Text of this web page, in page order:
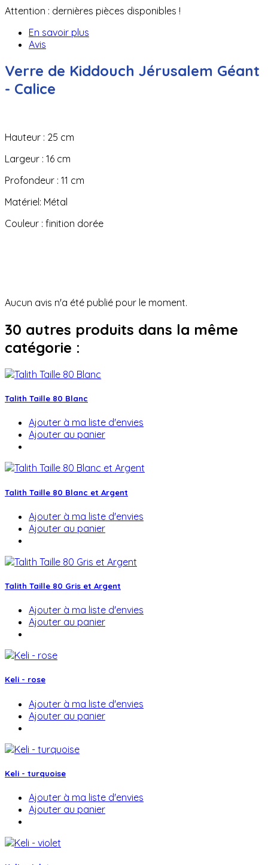
Attention : dernières pièces disponibles !
En savoir plus
Avis
Verre de Kiddouch Jérusalem Géant
- Calice
Hauteur : 25 cm
Largeur : 16 cm
Profondeur : 11 cm
Matériel: Métal
Couleur : finition dorée
Aucun avis n'a été publié pour le moment.
30 autres produits dans la même
catégorie :
Talith Taille 80 Blanc
Ajouter à ma liste d'envies
Ajouter au panier
Talith Taille 80 Blanc et Argent
Ajouter à ma liste d'envies
Ajouter au panier
Talith Taille 80 Gris et Argent
Ajouter à ma liste d'envies
Ajouter au panier
Keli - rose
Ajouter à ma liste d'envies
Ajouter au panier
Keli - turquoise
Ajouter à ma liste d'envies
Ajouter au panier